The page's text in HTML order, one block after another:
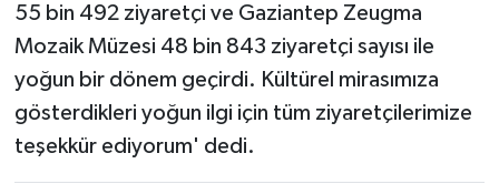
55 bin 492 ziyaretçi ve Gaziantep Zeugma
Mozaik Müzesi 48 bin 843 ziyaretçi sayısı ile
yoğun bir dönem geçirdi. Kültürel mirasımıza
gösterdikleri yoğun ilgi için tüm ziyaretçilerimize
teşekkür ediyorum' dedi.